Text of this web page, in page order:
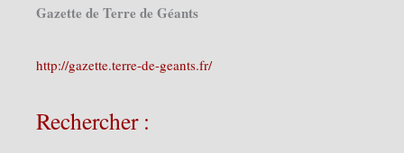
Gazette de Terre de Géants
http://gazette.terre-de-geants.fr/
Rechercher :